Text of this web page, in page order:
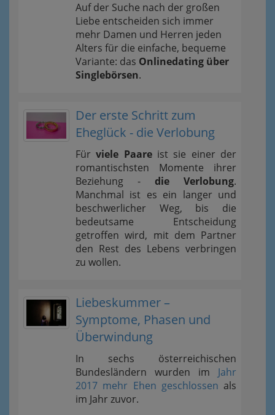
Auf der Suche nach der großen
Liebe entscheiden sich immer
mehr Damen und Herren jeden
Alters für die einfache, bequeme
Variante: das Onlinedating über
Singlebörsen.
Der erste Schritt zum
Eheglück - die Verlobung
Fürviele Paareist sie einer der
romantischsten Momente ihrer
Beziehung - die Verlobung.
Manchmal ist es ein langer und
beschwerlicher Weg, bis die
bedeutsame Entscheidung
getroffen wird, mit dem Partner
den Rest des Lebens verbringen
zu wollen.
Liebeskummer –
Symptome, Phasen und
Überwindung
In sechs österreichischen
Bundesländern wurden im Jahr
2017 mehr Ehen geschlossen als
im Jahr zuvor.